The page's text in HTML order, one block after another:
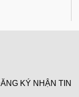
KÝ NHẬN TIN